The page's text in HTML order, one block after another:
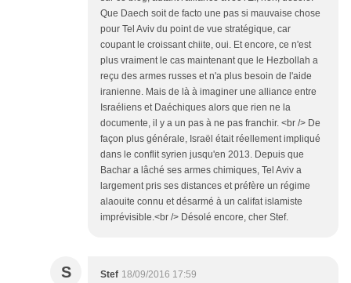
Que Daech soit de facto une pas si mauvaise chose
pour Tel Aviv du point de vue stratégique, car
coupant le croissant chiite, oui. Et encore, ce n'est
plus vraiment le cas maintenant que le Hezbollah a
reçu des armes russes et n'a plus besoin de l'aide
iranienne. Mais de là à imaginer une alliance entre
Israéliens et Daéchiques alors que rien ne la
documente, il y a un pas à ne pas franchir. <br /> De
façon plus générale, Israël était réellement impliqué
dans le conflit syrien jusqu'en 2013. Depuis que
Bachar a lâché ses armes chimiques, Tel Aviv a
largement pris ses distances et préfère un régime
alaouite connu et désarmé à un califat islamiste
imprévisible.<br /> Désolé encore, cher Stef.
S Stef 18/09/2016 17:59